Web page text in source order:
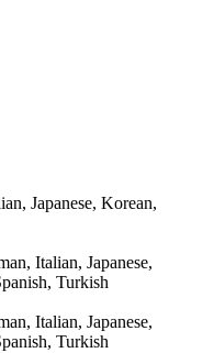
Japanese, Korean,
Italian, Japanese,
Turkish
Italian, Japanese,
Turkish